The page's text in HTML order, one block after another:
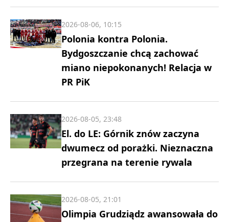
Polonia kontra Polonia.
Bydgoszczanie chcą zachować
miano niepokonanych! Relacja w
PR PiK
2026-08-06, 10:15
El. do LE: Górnik znów zaczyna
dwumecz od porażki. Nieznaczna
przegrana na terenie rywala
2026-08-05, 23:48
Olimpia Grudziądz awansowała do
2026-08-05, 21:01